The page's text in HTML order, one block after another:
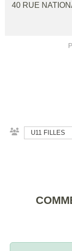
40 RUE
U11 FILLES